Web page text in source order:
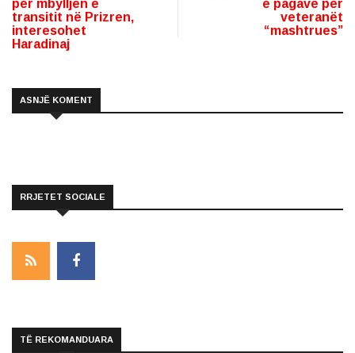
për mbylljen e
transitit në Prizren,
interesohet
Haradinaj
e pagave për
veteranët
“mashtrues”
ASNJË KOMENT
RRJETET SOCIALE
TË REKOMANDUARA